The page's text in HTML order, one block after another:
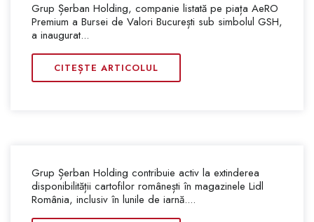
Grup Șerban Holding, companie listată pe piața AeRO
Premium a Bursei de Valori București sub simbolul GSH,
a inaugurat...
CITEȘTE ARTICOLUL
Grup Șerban Holding contribuie activ la extinderea
disponibilității cartofilor românești în magazinele Lidl
România, inclusiv în lunile de iarnă....